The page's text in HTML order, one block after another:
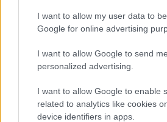
I want to allow my user data to
Google for online advertising
I want to allow Google to send me
personalized advertising.
I want to allow Google to enable
related to analytics like cookies
device identifiers in apps.
Freestyle navdušuje s poletno
prilagojenimi cenami koles